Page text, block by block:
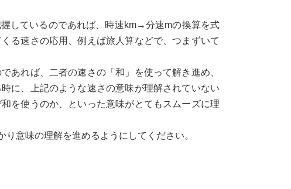
しているのであれば、時速km→分速mの換算を式
る速さの応用、例えば旅人算などで、つまずいて
あれば、二者の速さの「和」を使って解き進め、
に、上記のような速さの意味が理解されていない
を使うのか、といった意味がとてもスムーズに理
意味の理解を進めるようにしてください。